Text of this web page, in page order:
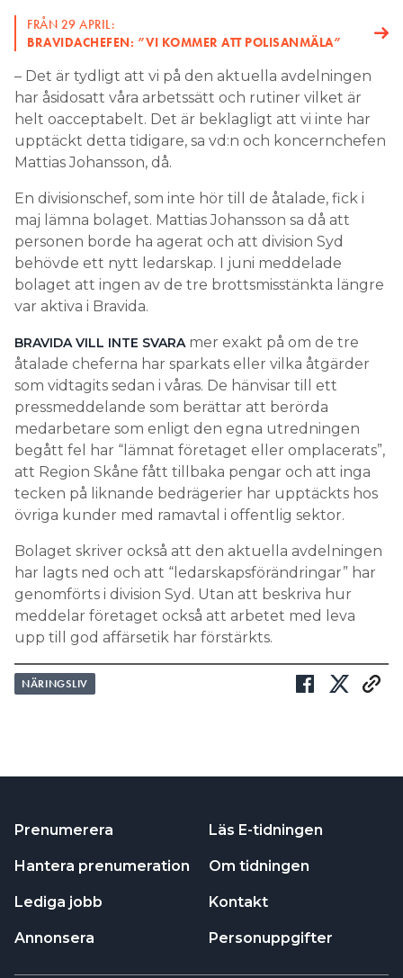
FRÅN 29 APRIL:
BRAVIDACHEFEN: ”VI KOMMER ATT POLISANMÄLA”
– Det är tydligt att vi på den aktuella avdelningen
har åsidosatt våra arbetssätt och rutiner vilket är
helt oacceptabelt. Det är beklagligt att vi inte har
upptäckt detta tidigare, sa vd:n och koncernchefen
Mattias Johansson, då.
En divisionschef, som inte hör till de åtalade, fick i
maj lämna bolaget. Mattias Johansson sa då att
personen borde ha agerat och att division Syd
behövde ett nytt ledarskap. I juni meddelade
bolaget att ingen av de tre brottsmisstänkta längre
var aktiva i Bravida.
BRAVIDA VILL INTE SVARAmer exakt på om de tre
åtalade cheferna har sparkats eller vilka åtgärder
som vidtagits sedan i våras. De hänvisar till ett
pressmeddelande som berättar att berörda
medarbetare som enligt den egna utredningen
begått fel har “lämnat företaget eller omplacerats”,
att Region Skåne fått tillbaka pengar och att inga
tecken på liknande bedrägerier har upptäckts hos
övriga kunder med ramavtal i offentlig sektor.
Bolaget skriver också att den aktuella avdelningen
har lagts ned och att “ledarskapsförändringar” har
genomförts i division Syd. Utan att beskriva hur
meddelar företaget också att arbetet med leva
upp till god affärsetik har förstärkts.
NÄRINGSLIV
Prenumerera
Hantera prenumeration
Lediga jobb
Annonsera
Läs E-tidningen
Om tidningen
Kontakt
Personuppgifter